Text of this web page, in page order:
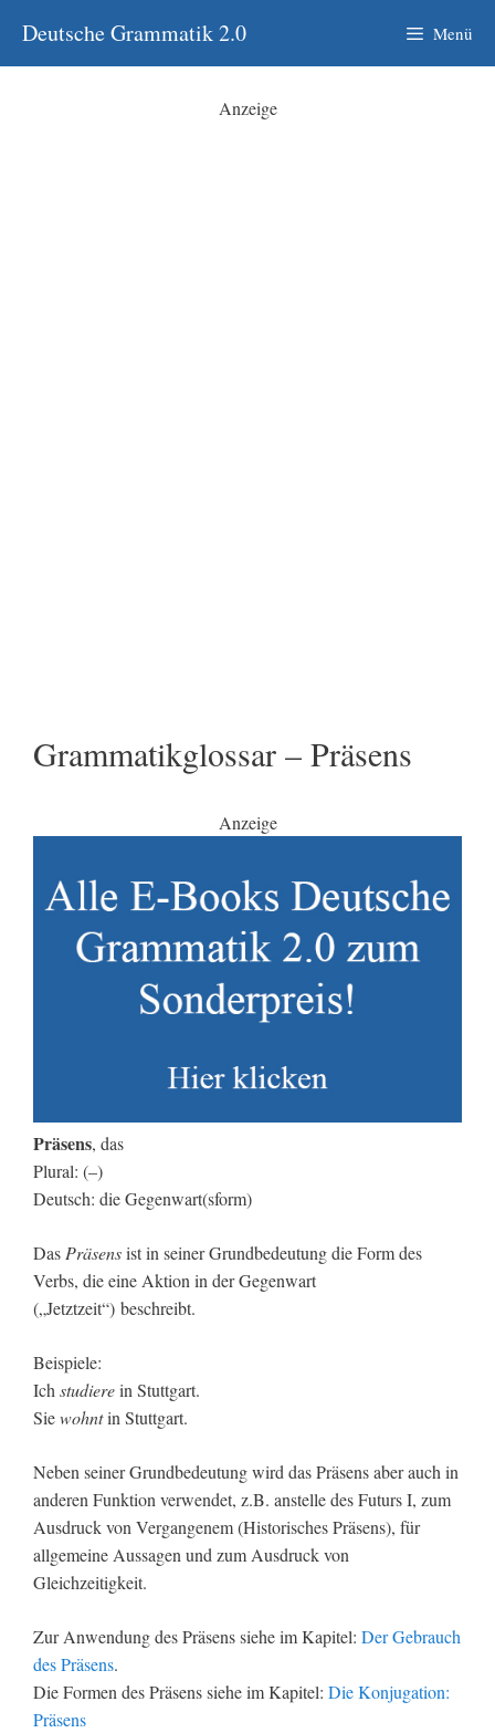
Inhalt
springen
Deutsche Grammatik 2.0 Menü
Anzeige
Grammatikglossar – Präsens
Anzeige
Präsens, das
Plural: (–)
Deutsch: die Gegenwart(sform)
Das Präsensist in seiner Grundbedeutung die Form des
Verbs, die eine Aktion in der Gegenwart
(„Jetztzeit“) beschreibt.
Beispiele:
Ich studierein Stuttgart.
Siewohntin Stuttgart.
Neben seiner Grundbedeutung wird das Präsens aber auch in
anderen Funktion verwendet, z.B. anstelle des Futurs I, zum
Ausdruck von Vergangenem (Historisches Präsens), für
allgemeine Aussagen und zum Ausdruck von
Gleichzeitigkeit.
Zur Anwendung des Präsens siehe im Kapitel: Der Gebrauch
des Präsens.
Die Formen des Präsens siehe im Kapitel: Die Konjugation:
Präsens